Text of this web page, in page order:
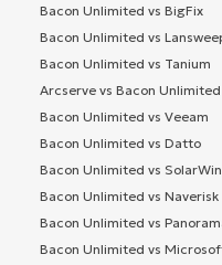
Bacon Unlimited vs BigFix
Bacon Unlimited vs
Bacon Unlimited vs Tanium
Arcserve vs Bacon Unlimited
Bacon Unlimited vs Veeam
Bacon Unlimited vs Datto
Bacon Unlimited vs
Bacon Unlimited vs Naverisk
Bacon Unlimited vs
Bacon Unlimited vs